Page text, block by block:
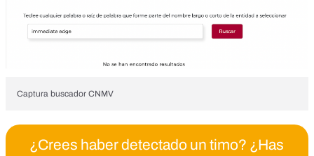
Captura buscador CNMV
¿Crees haber detectado un timo? ¿Has